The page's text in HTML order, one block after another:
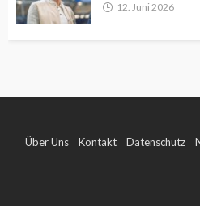
12. Juni 2026
Über Uns Kontakt Datenschutz